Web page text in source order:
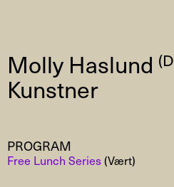
Molly Haslund
Kunstner
PROGRAM
Free Lunch Series(Vært)